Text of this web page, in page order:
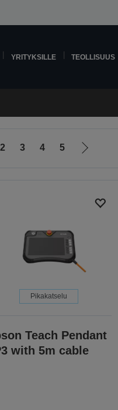
YRITYKSILLE TEOLLISUUS
2 3 4 5
Siirry
Pikakatselu
Teach Pendant
with 5m cable